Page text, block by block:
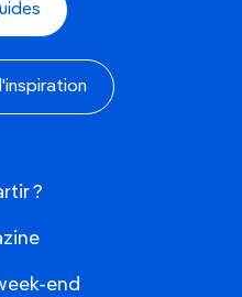
?
end